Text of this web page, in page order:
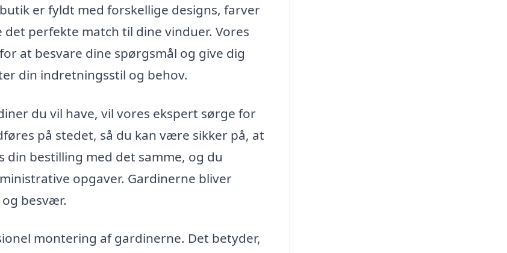
er fyldt med forskellige designs, farver
perfekte match til dine vinduer. Vores
at besvare dine spørgsmål og give dig
din indretningsstil og behov.
du vil have, vil vores ekspert sørge for
på stedet, så du kan være sikker på, at
bestilling med det samme, og du
opgaver. Gardinerne bliver
besvær.
montering af gardinerne. Det betyder,